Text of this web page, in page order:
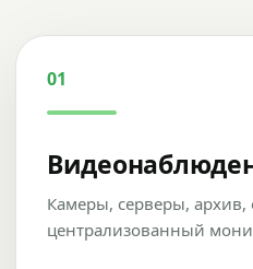
01
Камеры, серверы, архив,
централизованный